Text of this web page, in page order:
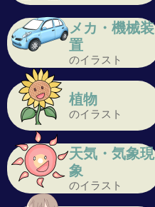
メカ・機械装
置
のイラスト
植物
のイラスト
天気・気象現
象
のイラスト